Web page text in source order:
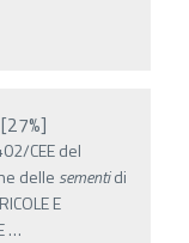
[27%]
CEE del
delle sementidi
E
…